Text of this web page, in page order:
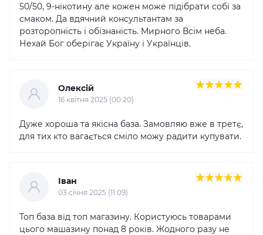
50/50, 9-нікотину але кожен може підібрати собі за
смаком. Да вдячний консультантам за
розторопність і обізнаність. Мирного Всім неба.
Нехай Бог оберігає Україну і Українців.
Олексій
16 квітня 2025 (00:20)
Дуже хороша та якісна база. Замовляю вже в третє,
для тих кто вагається сміло можу радити купувати.
Іван
03 cічня 2025 (11:09)
Топ база від топ магазину. Користуюсь товарами
цього машазину понад 8 років. Жодного разу не